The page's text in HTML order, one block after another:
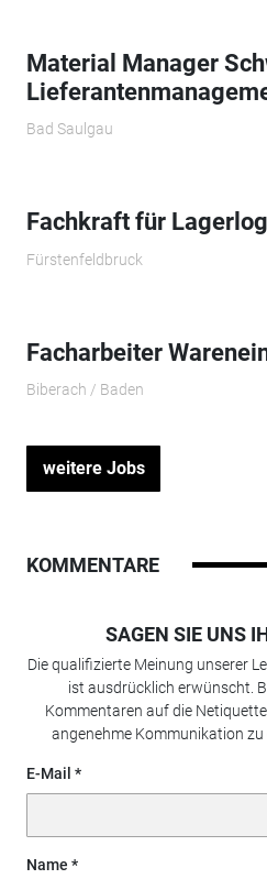
Material Manager
Bad Saulgau
Fachkraft für
Fürstenfeldbruck
Facharbeiter
Biberach / Baden
weitere Jobs
KOMMENTARE
SAGEN SIE UNS
Die qualifizierte Meinung unserer
ist ausdrücklich erwünscht.
Kommentaren auf die
angenehme Kommunikation zu
E-Mail
Name